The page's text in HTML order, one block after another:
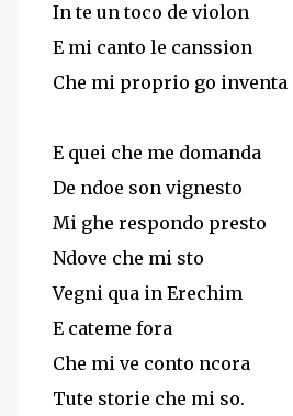
In te un toco de violon
E mi canto le canssion
Che mi proprio go inventa
E quei che me domanda
De ndoe son vignesto
Mi ghe respondo presto
Ndove che mi sto
Vegni qua in Erechim
E cateme fora
Che mi ve conto ncora
Tute storie che mi so.